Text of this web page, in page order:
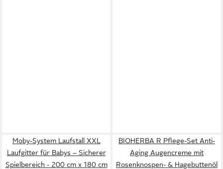
Moby-System Laufstall XXL
Laufgitter für Babys – Sicherer
Spielbereich - 200 cm x 180 cm
BIOHERBA R Pflege-Set Anti-
Aging Augencreme mit
Rosenknospen- & Hagebuttenöl